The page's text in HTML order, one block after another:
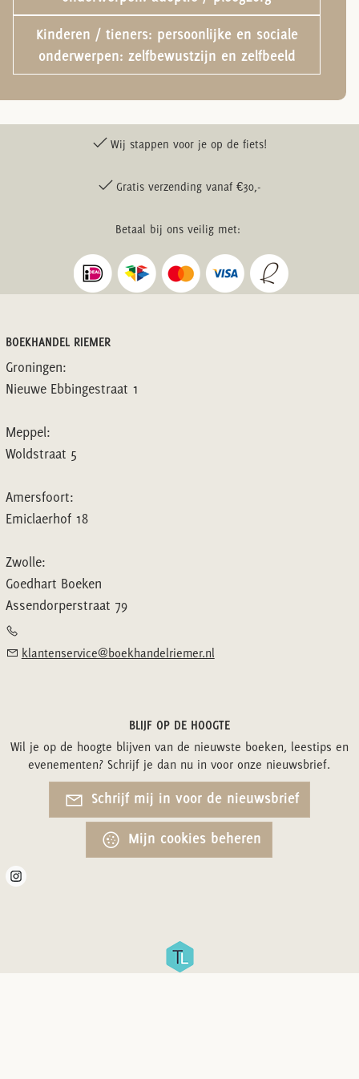
Kinderen / tieners: persoonlijke en sociale
onderwerpen: zelfbewustzijn en zelfbeeld
Wij stappen voor je op de fiets!
Gratis verzending vanaf €30,-
Betaal bij ons veilig met:
BOEKHANDEL RIEMER
Groningen:
Nieuwe Ebbingestraat 1
Meppel:
Woldstraat 5
Amersfoort:
Emiclaerhof 18
Zwolle:
Goedhart Boeken
Assendorperstraat 79
klantenservice@boekhandelriemer.nl
BLIJF OP DE HOOGTE
Wil je op de hoogte blijven van de nieuwste boeken, leestips en
evenementen? Schrijf je dan nu in voor onze nieuwsbrief.
Schrijf mij in voor de nieuwsbrief
Mijn cookies beheren